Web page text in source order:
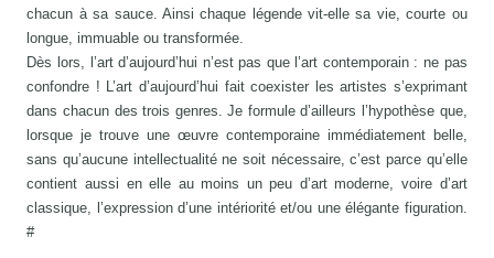
chacun à sa sauce. Ainsi chaque légende vit-elle sa vie, courte ou
longue, immuable ou transformée.
Dès lors, l’art d’aujourd’hui n’est pas que l’art contemporain : ne pas
confondre ! L’art d’aujourd’hui fait coexister les artistes s’exprimant
dans chacun des trois genres. Je formule d’ailleurs l’hypothèse que,
lorsque je trouve une œuvre contemporaine immédiatement belle,
sans qu’aucune intellectualité ne soit nécessaire, c’est parce qu’elle
contient aussi en elle au moins un peu d’art moderne, voire d’art
classique, l’expression d’une intériorité et/ou une élégante figuration.
#